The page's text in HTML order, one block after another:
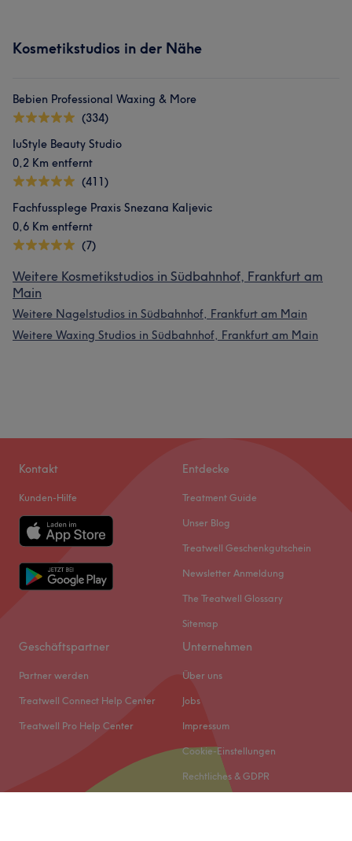
Kosmetikstudios in der Nähe
Bebien Professional Waxing & More
(334)
IuStyle Beauty Studio
0,2 Km entfernt
(411)
Fachfussplege Praxis Snezana Kaljevic
0,6 Km entfernt
(7)
Weitere Kosmetikstudios in Südbahnhof, Frankfurt am
Main
Weitere Nagelstudios in Südbahnhof, Frankfurt am Main
Weitere Waxing Studios in Südbahnhof, Frankfurt am Main
Kontakt
Kunden-Hilfe
Entdecke
Treatment Guide
Unser Blog
Treatwell Geschenkgutschein
Newsletter Anmeldung
The Treatwell Glossary
Sitemap
Geschäftspartner
Partner werden
Treatwell Connect Help Center
Treatwell Pro Help Center
Unternehmen
Über uns
Jobs
Impressum
Cookie-Einstellungen
Rechtliches & GDPR